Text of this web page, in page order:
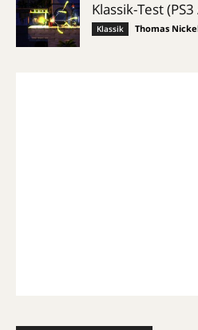
Klassik-Test
Klassik Thomas